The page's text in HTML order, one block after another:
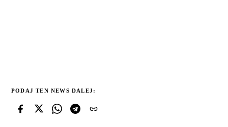
PODAJ TEN NEWS DALEJ: